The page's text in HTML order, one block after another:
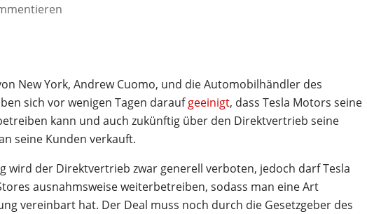
New York, Andrew Cuomo, und die Automobilhändler des
sich vor wenigen Tagen daraufgeeinigt, dass Tesla Motors seine
kann und auch zukünftig über den Direktvertrieb seine
seine Kunden verkauft.
wird der Direktvertrieb zwar generell verboten, jedoch darf Tesla
ausnahmsweise weiterbetreiben, sodass man eine Art
vereinbart hat. Der Deal muss noch durch die Gesetzgeber des